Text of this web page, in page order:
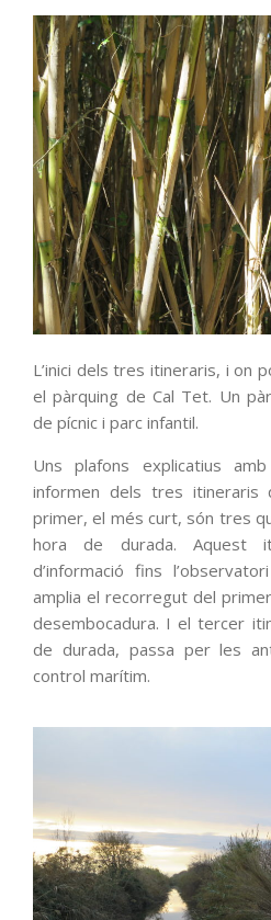
L’inici dels tres itineraris, i on
el pàrquing de Cal Tet. Un
de pícnic i parc infantil.
Uns plafons explicatius
informen dels tres itineraris
primer, el més curt, són tres
hora de durada. Aquest
d’informació fins
amplia el recorregut del
desembocadura. I el tercer
de durada, passa per les
control marítim.